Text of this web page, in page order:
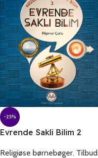
-25%
Evrende Sakli Bilim 2
Religiøse børnebøger, Tilbud